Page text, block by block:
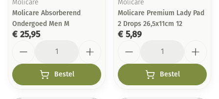
Molicare
Molicare Absorberend
Ondergoed Men M
€ 25,95
Bestel
Molicare
Molicare Premium Lady Pad
2 Drops 26,5x11cm 12
€ 5,89
Bestel